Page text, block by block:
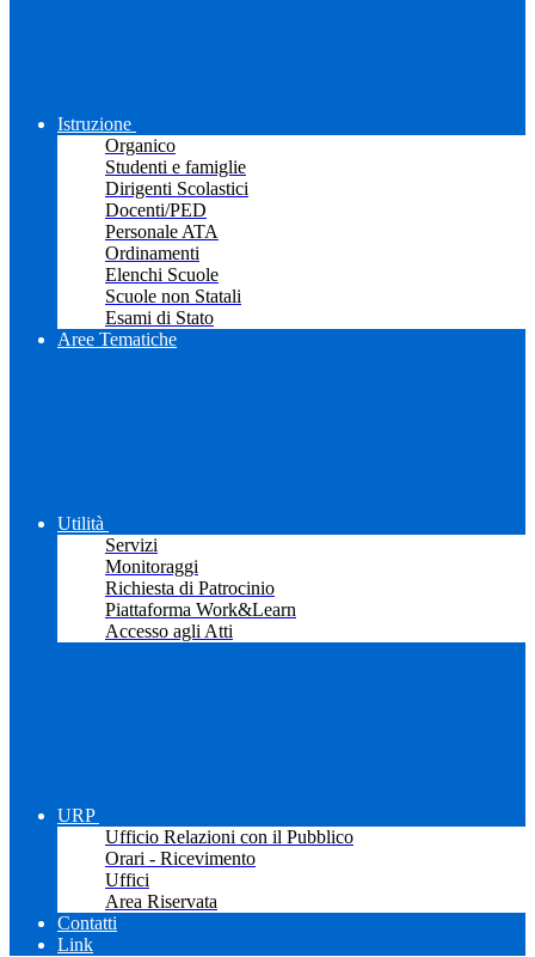
Istruzione
Organico
Studenti e famiglie
Dirigenti Scolastici
Docenti/PED
Personale ATA
Ordinamenti
Elenchi Scuole
Scuole non Statali
Esami di Stato
Aree Tematiche
Utilità
Servizi
Monitoraggi
Richiesta di Patrocinio
Piattaforma Work&Learn
Accesso agli Atti
URP
Ufficio Relazioni con il Pubblico
Orari - Ricevimento
Uffici
Area Riservata
Contatti
Link